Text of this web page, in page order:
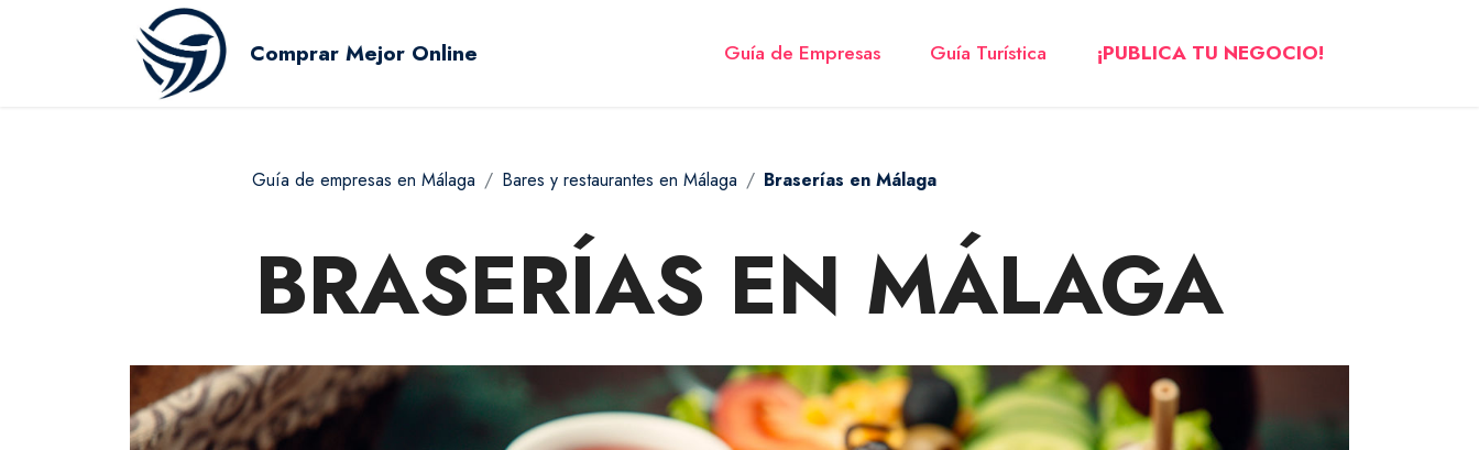
Comprar Mejor Online Guía de Empresas Guía Turística ¡PUBLICA TU NEGOCIO!
Guía de empresas en Málaga Bares y restaurantes en Málaga Braserías en Málaga
BRASERÍAS EN MÁLAGA